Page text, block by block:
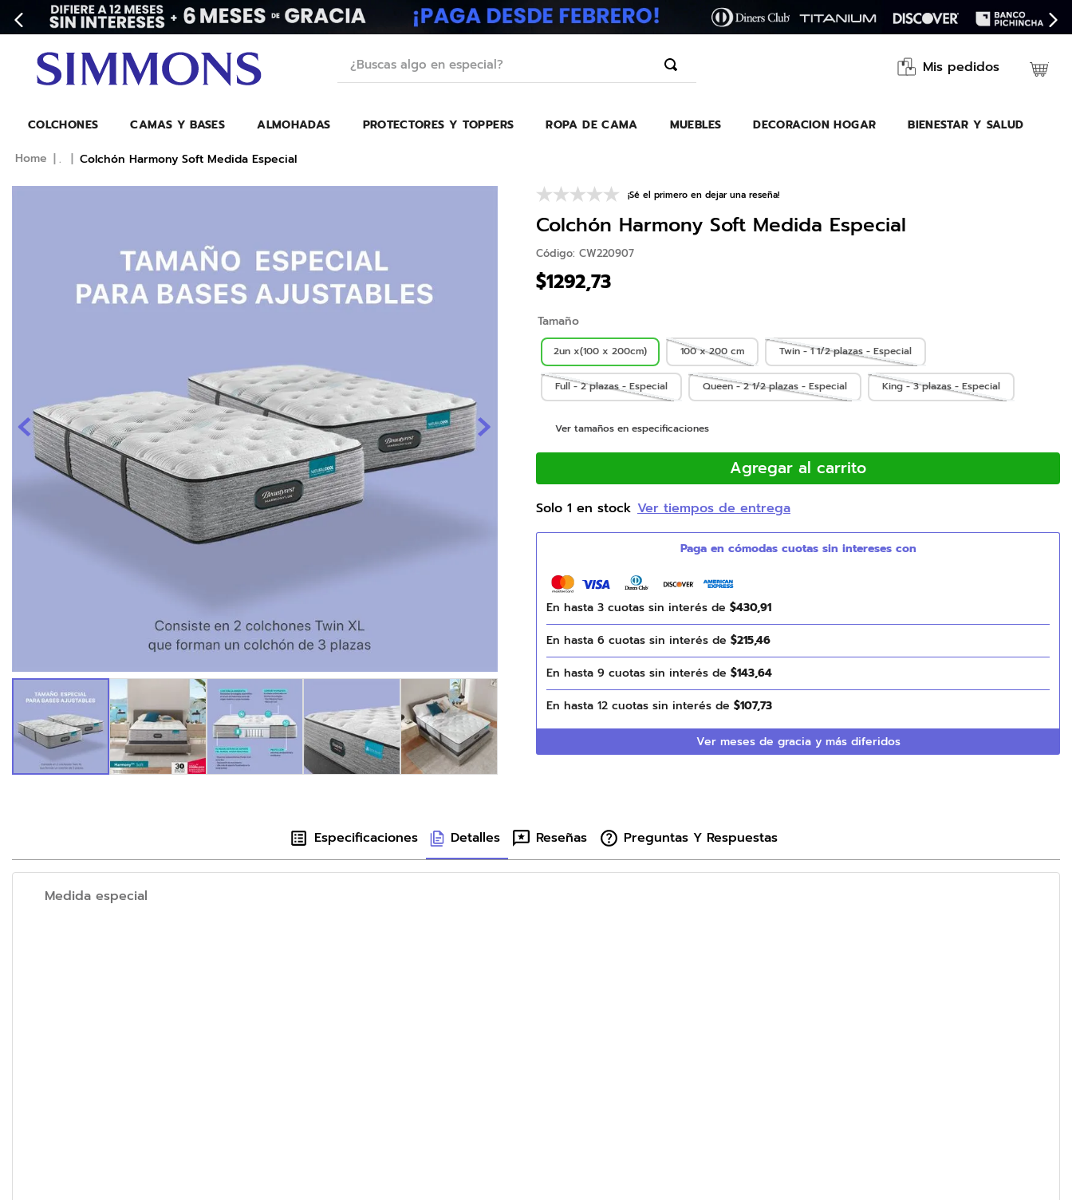
Mis pedidos
COLCHONES CAMAS Y BASES ALMOHADAS PROTECTORES Y TOPPERS ROPA DE CAMA MUEBLES DECORACION HOGAR BIENESTAR Y SALUD
. Colchón Harmony Soft Medida Especial
¡Sé el primero en dejar una reseña!
Colchón Harmony Soft Medida Especial
Código: CW220907
$1292,73
Tamaño
2un x(100 x 200cm) 100 x 200 cm Twin - 1 1/2 plazas - Especial
Full - 2 plazas - Especial Queen - 2 1/2 plazas - Especial King - 3 plazas - Especial
Ver tamaños en especificaciones
Agregar al carrito
Solo 1 en stock Ver tiempos de entrega
En hasta 3 cuotas sin interés de $430,91
En hasta 6 cuotas sin interés de $215,46
En hasta 9 cuotas sin interés de $143,64
En hasta 12 cuotas sin interés de $107,73
Ver meses de gracia y más diferidos
Especificaciones Detalles Reseñas Preguntas Y Respuestas
Medida especial
TÉRMINOS MÁS BUSCADOS
2.
almohada
5.
base
6.
beautyrest
9.
natasha
10
duvet